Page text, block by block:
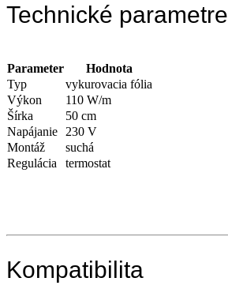
Technické parametre
Parameter
Hodnota
Typ
vykurovacia fólia
Výkon
110 W/m
Šírka
50 cm
Napájanie
230 V
Montáž
suchá
Regulácia
termostat
Kompatibilita